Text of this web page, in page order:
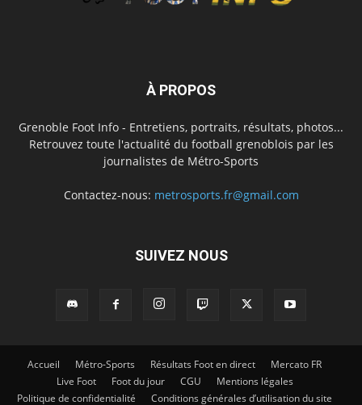
À PROPOS
Grenoble Foot Info - Entretiens, portraits, résultats, photos...
Retrouvez toute l'actualité du football grenoblois par les
journalistes de Métro-Sports
Contactez-nous: metrosports.fr@gmail.com
SUIVEZ NOUS
Accueil Métro-Sports Résultats Foot en direct
Mercato FR
Live Foot
Foot du jour CGU
Mentions légales
Politique de confidentialité
Conditions générales d’utilisation du site